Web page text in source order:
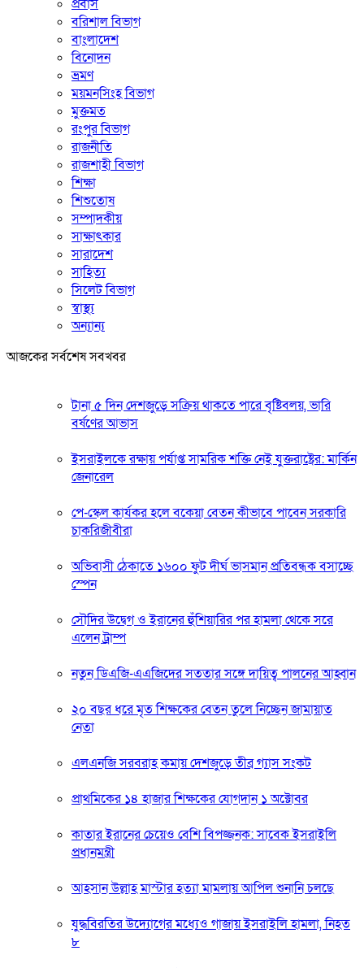
প্রবাস
বরিশাল বিভাগ
বাংলাদেশ
বিনোদন
ভ্রমণ
ময়মনসিংহ বিভাগ
মুক্তমত
রংপুর বিভাগ
রাজনীতি
রাজশাহী বিভাগ
শিক্ষা
শিশুতোষ
সম্পাদকীয়
সাক্ষাৎকার
সারাদেশ
সাহিত্য
সিলেট বিভাগ
স্বাস্থ্য
অন্যান্য
আজকের সর্বশেষ সবখবর
টানা ৫ দিন দেশজুড়ে সক্রিয় থাকতে পারে বৃষ্টিবলয়, ভারি
বর্ষণের আভাস
ইসরাইলকে রক্ষায় পর্যাপ্ত সামরিক শক্তি নেই যুক্তরাষ্ট্রের: মার্কিন
জেনারেল
পে-স্কেল কার্যকর হলে বকেয়া বেতন কীভাবে পাবেন সরকারি
চাকরিজীবীরা
অভিবাসী ঠেকাতে ১৬০০ ফুট দীর্ঘ ভাসমান প্রতিবন্ধক বসাচ্ছে
স্পেন
সৌদির উদ্বেগ ও ইরানের হুঁশিয়ারির পর হামলা থেকে সরে
এলেন ট্রাম্প
নতুন ডিএজি-এএজিদের সততার সঙ্গে দায়িত্ব পালনের আহ্বান
২০ বছর ধরে মৃত শিক্ষকের বেতন তুলে নিচ্ছেন জামায়াত
নেতা
এলএনজি সরবরাহ কমায় দেশজুড়ে তীব্র গ্যাস সংকট
প্রাথমিকের ১৪ হাজার শিক্ষকের যোগদান ১ অক্টোবর
কাতার ইরানের চেয়েও বেশি বিপজ্জনক: সাবেক ইসরাইলি
প্রধানমন্ত্রী
আহসান উল্লাহ মাস্টার হত্যা মামলায় আপিল শুনানি চলছে
যুদ্ধবিরতির উদ্যোগের মধ্যেও গাজায় ইসরাইলি হামলা, নিহত
৮